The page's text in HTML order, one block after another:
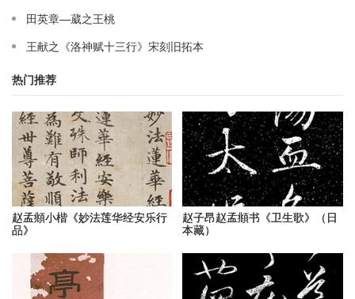
田英章—葳之王桃
王献之《洛神赋十三行》宋刻旧拓本
热门推荐
赵孟頫小楷《妙法莲华经安乐行
品》
赵子昂赵孟頫书《卫生歌》（日
本藏）